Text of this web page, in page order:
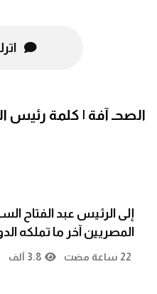
الصحـ آفة | كلمة رئيس
إلى الرئيس عبد الفتاح
المصريين آخر ما تملكه
22 ساعة مضت 3.8 ألف